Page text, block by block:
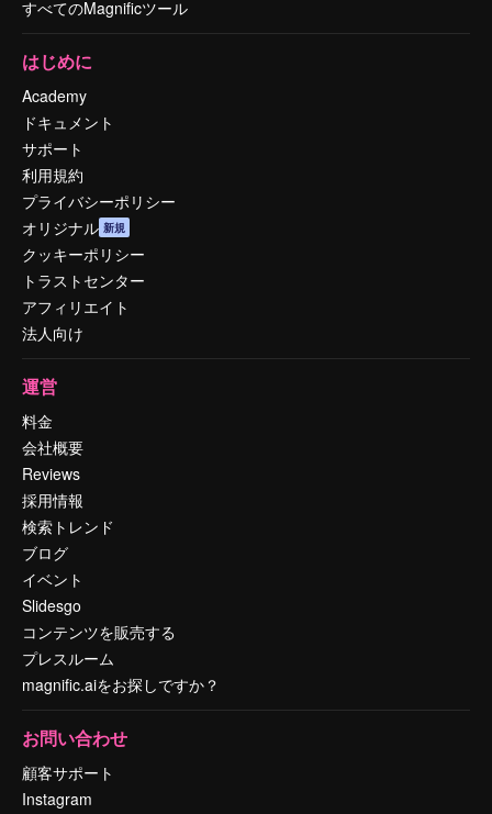
すべてのMagnificツール
はじめに
Academy
ドキュメント
サポート
利用規約
プライバシーポリシー
オリジナル 新規
クッキーポリシー
トラストセンター
アフィリエイト
法人向け
運営
料金
会社概要
Reviews
採用情報
検索トレンド
ブログ
イベント
Slidesgo
コンテンツを販売する
プレスルーム
magnific.aiをお探しですか？
お問い合わせ
顧客サポート
Instagram